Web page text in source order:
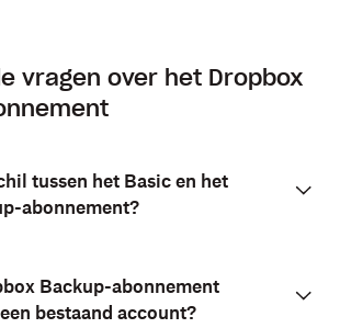
vragen over het Dropbox
tussen het Basic en het
abonnement?
Backup-abonnement
bestaand account?